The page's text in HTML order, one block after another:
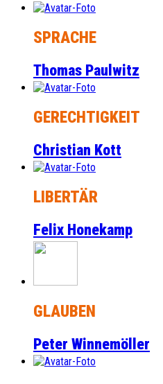
SPRACHE
Thomas Paulwitz
GERECHTIGKEIT
Christian Kott
LIBERTÄR
Felix Honekamp
GLAUBEN
Peter Winnemöller